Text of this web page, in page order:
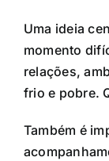
Uma ideia
momento
relações,
frio e pobre.
Também é